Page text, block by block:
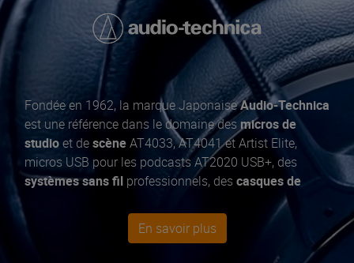
Fondée en 1962, la marque JaponaiseAudio-Technica
est une référence dans le domaine des micros de
studioet descèneAT4033, AT4041 et Artist Elite,
micros USB pour les podcasts AT2020 USB+, des
systèmes sans fil professionnels, des casques de
platines vinyles AT-
LP140XP
accessoires DJ. Des développements tels
technologie anti-RFI Uniguard
, qui préserve les
microphones des interférences WiFi, Bluetooth et
En savoir plus